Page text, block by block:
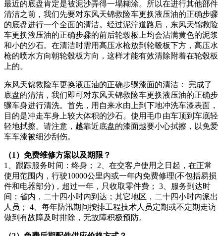
最近的底盘肯定是被泥沙弄得一塌糊涂。所以在进行其他部件
清洁之前，我们先要对东风天锦救险车更换液压油的正确步骤
的底盘进行一个全面的清洁。经过泥泞道路后，东风天锦救险
车更换液压油的正确步骤的前后轮毂板上均会沾满黄色的泥浆
和小的沙石。在清洁时需用高压水枪放到轮毂板下方，高压水
枪的喷水方向朝轮毂板方向，这样才能有效清除附着在轮毂板
上的。
东风天锦救险车更换液压油的正确步骤漆面的清洁： 完成了
底盘的清洁，我们即可对东风天锦救险车更换液压油的正确步
骤车身进行清洗。首先，用自来水由上到下地冲洗车漆表面，
目的是冲走车身上较大体积的沙石。使用毛巾由车顶到车底轻
轻地拭擦。请注意，越靠近底盘的漆面越要小心拭擦，以免爱
车车漆被细沙刮伤。
（1）免费维修方案以及期限？
1、跟踪服务时间：终身； 2、在交客户使用之日起，在正常
使用范围内，行驶10000公里内或一年内免费修理(不包括易损
件和电器部分)，超过一年，只收取零件费； 3、服务到达时
间：省内，二十四小时内到达；其它地区，二十四小时内派出
人员； 4、每年防汛期间按排工程技术人员定期或不定期走访
做到有故障及时排除，无故障积极预防。